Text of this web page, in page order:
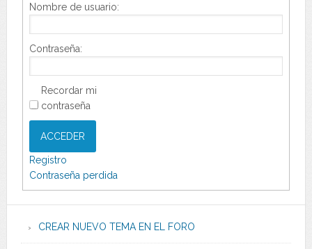
Nombre de usuario:
Contraseña:
Recordar mi
contraseña
ACCEDER
Registro
Contraseña perdida
CREAR NUEVO TEMA EN EL FORO